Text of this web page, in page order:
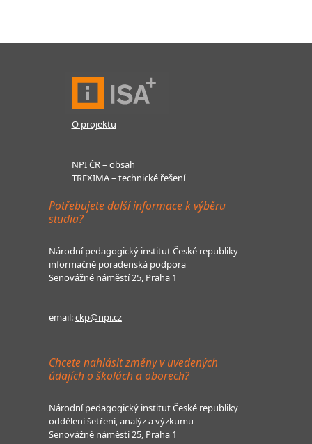
O projektu
NPI ČR – obsah
TREXIMA – technické řešení
Potřebujete další informace k výběru
studia?
Národní pedagogický institut České republiky
informačně poradenská podpora
Senovážné náměstí 25, Praha 1
email:ckp@npi.cz
Chcete nahlásit změny v uvedených
údajích o školách a oborech?
Národní pedagogický institut České republiky
oddělení šetření, analýz a výzkumu
Senovážné náměstí 25, Praha 1